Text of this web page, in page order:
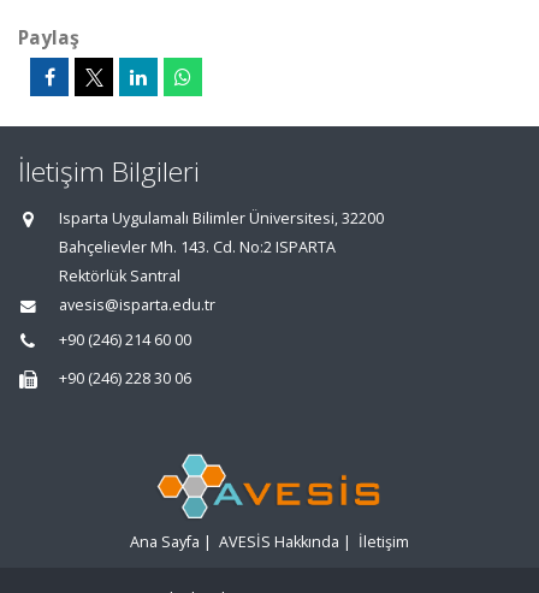
Paylaş
İletişim Bilgileri
Isparta Uygulamalı Bilimler Üniversitesi, 32200
Bahçelievler Mh. 143. Cd. No:2 ISPARTA
Rektörlük Santral
avesis@isparta.edu.tr
+90 (246) 214 60 00
+90 (246) 228 30 06
Ana Sayfa | AVESİS Hakkında | İletişim